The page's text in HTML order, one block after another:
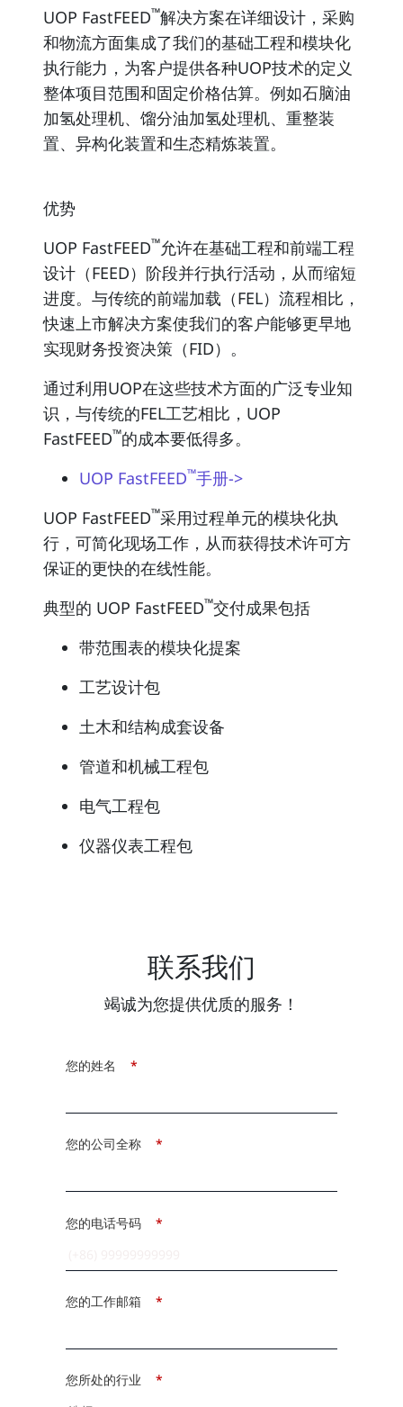
UOP FastFEED™解决方案在详细设计，采购
和物流方面集成了我们的基础工程和模块化
执行能力，为客户提供各种UOP技术的定义
整体项目范围和固定价格估算。例如石脑油
加氢处理机、馏分油加氢处理机、重整装
置、异构化装置和生态精炼装置。
优势
UOP FastFEED™允许在基础工程和前端工程
设计（FEED）阶段并行执行活动，从而缩短
进度。与传统的前端加载（FEL）流程相比，
快速上市解决方案使我们的客户能够更早地
实现财务投资决策（FID）。
通过利用UOP在这些技术方面的广泛专业知
识，与传统的FEL工艺相比，UOP
FastFEED™的成本要低得多。
UOP FastFEED™手册->
UOP FastFEED™采用过程单元的模块化执
行，可简化现场工作，从而获得技术许可方
保证的更快的在线性能。
典型的 UOP FastFEED™交付成果包括
带范围表的模块化提案
工艺设计包
土木和结构成套设备
管道和机械工程包
电气工程包
仪器仪表工程包
联系我们
竭诚为您提供优质的服务！
*
您的姓名
*
您的公司全称
*
您的电话号码
*
您的工作邮箱
*
您所处的行业